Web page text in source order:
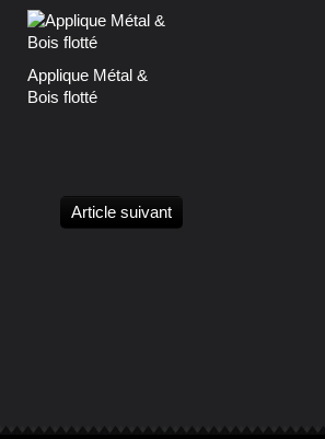
Applique Métal &
Bois flotté
Article suivant